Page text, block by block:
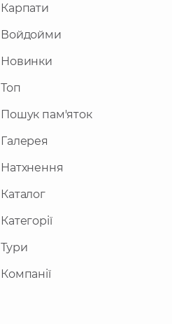
Карпати
Войдойми
Новинки
Топ
Пошук пам'яток
Галерея
Натхнення
Каталог
Категорії
Тури
Компанії